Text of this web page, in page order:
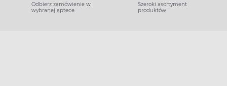
Odbierz zamówienie w
wybranej aptece
Szeroki asortyment
produktów